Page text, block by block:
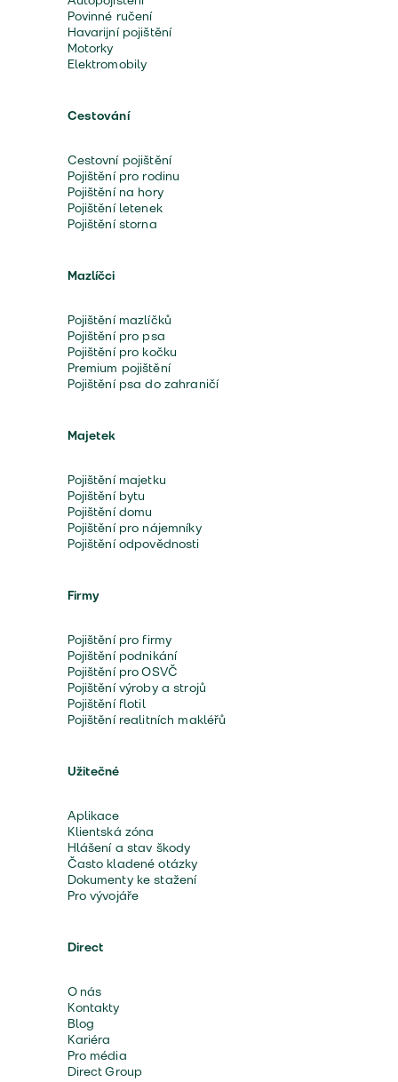
Povinné ručení
Havarijní pojištění
Motorky
Elektromobily
Cestování
Cestovní pojištění
Pojištění pro rodinu
Pojištění na hory
Pojištění letenek
Pojištění storna
Mazlíčci
Pojištění mazlíčků
Pojištění pro psa
Pojištění pro kočku
Premium pojištění
Pojištění psa do zahraničí
Majetek
Pojištění majetku
Pojištění bytu
Pojištění domu
Pojištění pro nájemníky
Pojištění odpovědnosti
Firmy
Pojištění pro firmy
Pojištění podnikání
Pojištění pro OSVČ
Pojištění výroby a strojů
Pojištění flotil
Pojištění realitních makléřů
Užitečné
Aplikace
Klientská zóna
Hlášení a stav škody
Často kladené otázky
Dokumenty ke stažení
Pro vývojáře
Direct
O nás
Kontakty
Blog
Kariéra
Pro média
Direct Group